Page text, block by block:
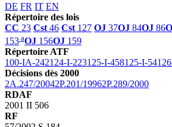
DE FR IT EN
Répertoire des lois
CC 23 Cst 46 Cst 127 OJ 37OJ 84OJ 86
153 aOJ 156OJ 159
Répertoire ATF
100-IA-242124-I-223125-I-458125-I-54
Décisions dès 2000
2A.247/20042P.201/19962P.289/2000
RDAF
2001 II 506
RF